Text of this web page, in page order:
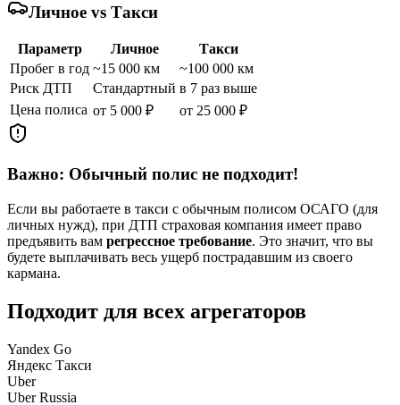
Личное vs Такси
Параметр Личное
Такси
Пробег в год ~15 000 км
~100 000 км
Риск ДТП
Стандартный в 7 раз выше
Цена полиса от 5 000 ₽ от 25 000 ₽
Важно: Обычный полис не подходит!
Если вы работаете в такси с обычным полисом ОСАГО (для
личных нужд), при ДТП страховая компания имеет право
предъявить вам регрессное требование. Это значит, что вы
будете выплачивать весь ущерб пострадавшим из своего
кармана.
Подходит для всех агрегаторов
Yandex Go
Яндекс Такси
Uber
Uber Russia